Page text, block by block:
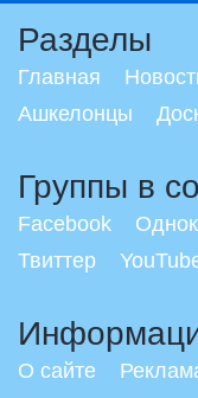
Разделы
Главная
Ашкелонцы
Группы в
Facebook
Твиттер
О сайте